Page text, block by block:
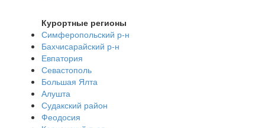
Курортные регионы
Симферопольский р-н
Бахчисарайский р-н
Евпатория
Севастополь
Большая Ялта
Алушта
Судакский район
Феодосия